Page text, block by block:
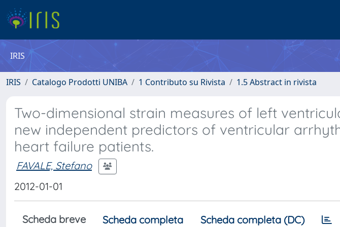
IRIS
IRIS Catalogo Prodotti UNIBA 1 Contributo su Rivista 1.5 Abstract in rivista
Two-dimensional strain measures of left
new independent predictors of ventricular
heart failure patients.
FAVALE, Stefano
2012-01-01
Scheda breve Scheda completa Scheda completa (DC)